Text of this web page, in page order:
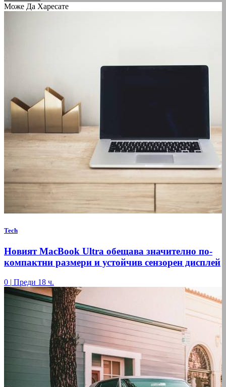
Може Да Харесате
Tech
Новият MacBook Ultra обещава значително по-
компактни размери и устойчив сензорен дисплей
0 | Преди 18 ч.